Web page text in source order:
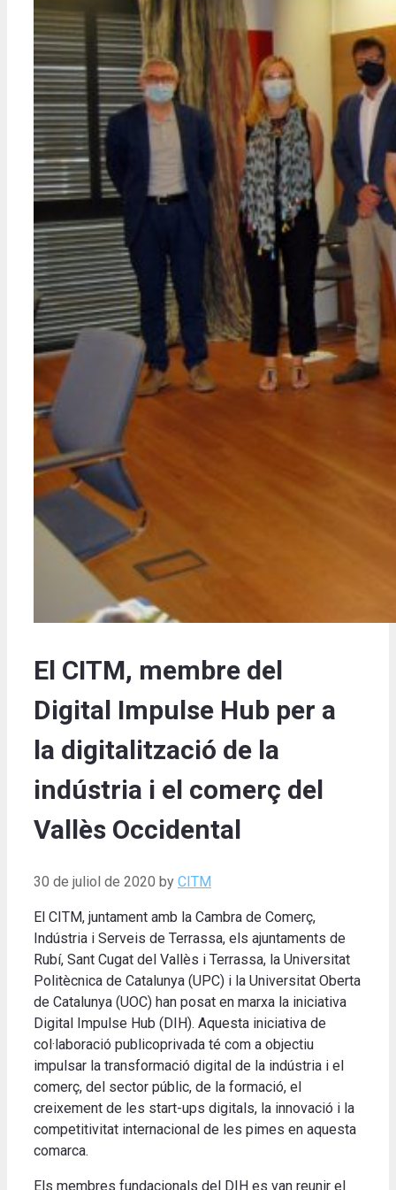
El CITM, membre del
Digital Impulse Hub per a
la digitalització de la
indústria i el comerç del
Vallès Occidental
30 de juliol de 2020 by CITM
El CITM, juntament amb la Cambra de Comerç,
Indústria i Serveis de Terrassa, els ajuntaments de
Rubí, Sant Cugat del Vallès i Terrassa, la Universitat
Politècnica de Catalunya (UPC) i la Universitat Oberta
de Catalunya (UOC) han posat en marxa la iniciativa
Digital Impulse Hub (DIH). Aquesta iniciativa de
col·laboració publicoprivada té com a objectiu
impulsar la transformació digital de la indústria i el
comerç, del sector públic, de la formació, el
creixement de les start-ups digitals, la innovació i la
competitivitat internacional de les pimes en aquesta
comarca.
Els membres fundacionals del DIH es van reunir el